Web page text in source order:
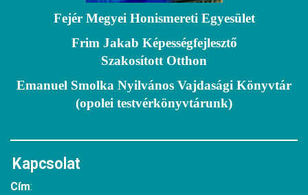
Fejér Megyei Honismereti Egyesület
Frim Jakab Képességfejlesztő
Szakosított Otthon
Emanuel Smolka Nyilvános Vajdasági Könyvtár
(opolei testvérkönyvtárunk)
Kapcsolat
Cím: